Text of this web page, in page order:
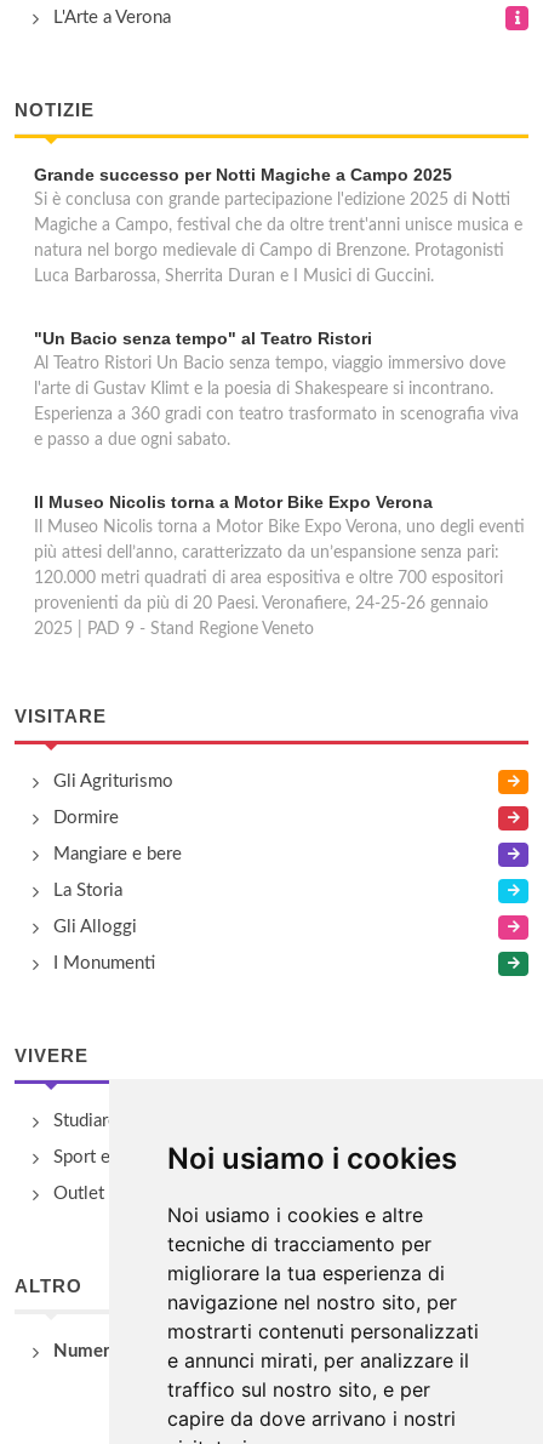
Noi usiamo i cookies
Noi usiamo i cookies e altre
tecniche di tracciamento per
migliorare la tua esperienza di
navigazione nel nostro sito, per
mostrarti contenuti personalizzati
e annunci mirati, per analizzare il
traffico sul nostro sito, e per
capire da dove arrivano i nostri
L'Arte a Verona
NOTIZIE
Grande successo per Notti Magiche a Campo 2025
Si è conclusa con grande partecipazione l'edizione 2025 di Notti
Magiche a Campo, festival che da oltre trent'anni unisce musica e
natura nel borgo medievale di Campo di Brenzone. Protagonisti
Luca Barbarossa, Sherrita Duran e I Musici di Guccini.
"Un Bacio senza tempo" al Teatro Ristori
Al Teatro Ristori Un Bacio senza tempo, viaggio immersivo dove
l'arte di Gustav Klimt e la poesia di Shakespeare si incontrano.
Esperienza a 360 gradi con teatro trasformato in scenografia viva
e passo a due ogni sabato.
Il Museo Nicolis torna a Motor Bike Expo Verona
Il Museo Nicolis torna a Motor Bike Expo Verona, uno degli eventi
più attesi dell’anno, caratterizzato da un’espansione senza pari:
120.000 metri quadrati di area espositiva e oltre 700 espositori
provenienti da più di 20 Paesi. Veronafiere, 24-25-26 gennaio
2025 | PAD 9 - Stand Regione Veneto
VISITARE
Gli Agriturismo
Dormire
Mangiare e bere
La Storia
Gli Alloggi
I Monumenti
VIVERE
Studiare
Sport e Benessere
Outlet e spacci aziendali
ALTRO
Numeri Utili